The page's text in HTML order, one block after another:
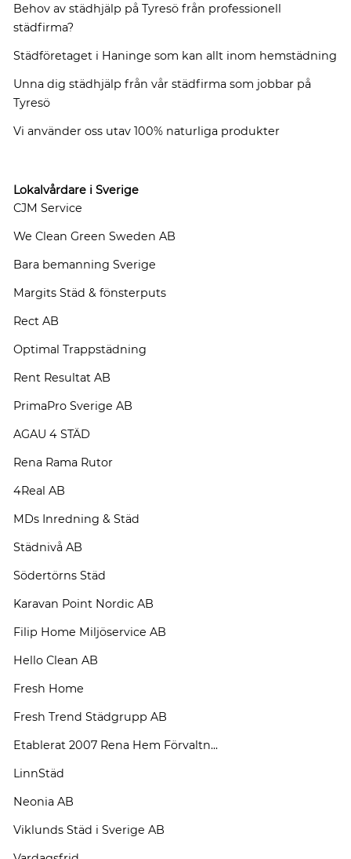
Behov av städhjälp på Tyresö från professionell
städfirma?
Städföretaget i Haninge som kan allt inom hemstädning
Unna dig städhjälp från vår städfirma som jobbar på
Tyresö
Vi använder oss utav 100% naturliga produkter
Lokalvårdare i Sverige
CJM Service
We Clean Green Sweden AB
Bara bemanning Sverige
Margits Städ & fönsterputs
Rect AB
Optimal Trappstädning
Rent Resultat AB
PrimaPro Sverige AB
AGAU 4 STÄD
Rena Rama Rutor
4Real AB
MDs Inredning & Städ
Städnivå AB
Södertörns Städ
Karavan Point Nordic AB
Filip Home Miljöservice AB
Hello Clean AB
Fresh Home
Fresh Trend Städgrupp AB
Etablerat 2007 Rena Hem Förvaltn...
LinnStäd
Neonia AB
Viklunds Städ i Sverige AB